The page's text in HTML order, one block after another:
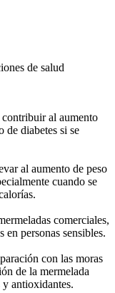
de salud
contribuir al aumento
de diabetes si se
al aumento de peso
cuando se
comerciales,
en personas sensibles.
con las moras
de la mermelada
antioxidantes.